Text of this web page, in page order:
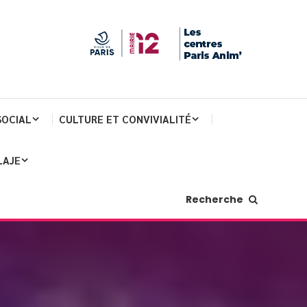
CULTURE ET CONVIVIALITÉ
Recherche